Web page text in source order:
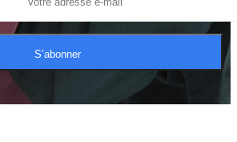
S’abonner